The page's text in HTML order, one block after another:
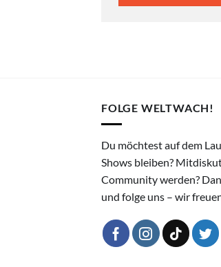
FOLGE WELTWACH!
Du möchtest auf dem
Shows bleiben?
Community werden?
und folge uns – wir